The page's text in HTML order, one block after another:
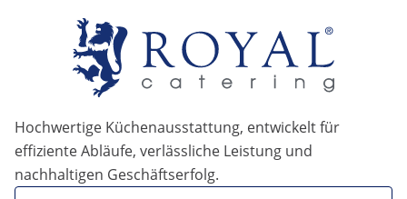
Hochwertige Küchenausstattung, entwickelt für
effiziente Abläufe, verlässliche Leistung und
nachhaltigen Geschäftserfolg.